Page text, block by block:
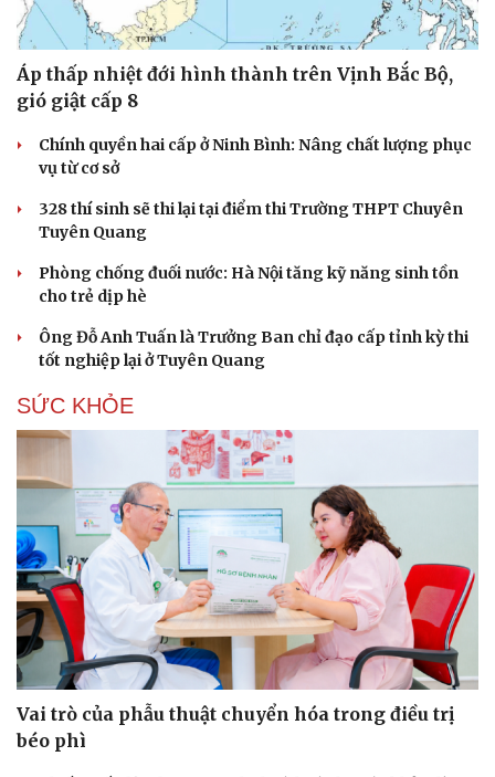
Áp thấp nhiệt đới hình thành trên Vịnh Bắc Bộ,
gió giật cấp 8
Chính quyền hai cấp ở Ninh Bình: Nâng chất lượng phục
vụ từ cơ sở
328 thí sinh sẽ thi lại tại điểm thi Trường THPT Chuyên
Tuyên Quang
Phòng chống đuối nước: Hà Nội tăng kỹ năng sinh tồn
cho trẻ dịp hè
Ông Đỗ Anh Tuấn là Trưởng Ban chỉ đạo cấp tỉnh kỳ thi
tốt nghiệp lại ở Tuyên Quang
SỨC KHỎE
Vai trò của phẫu thuật chuyển hóa trong điều trị
béo phì